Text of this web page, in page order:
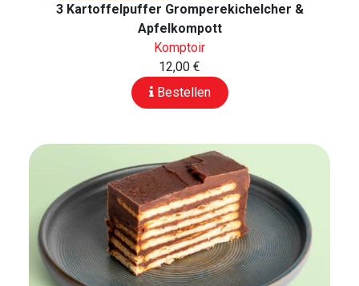
3 Kartoffelpuffer Gromperekichelcher &
Apfelkompott
Komptoir
12,00 €
Bestellen